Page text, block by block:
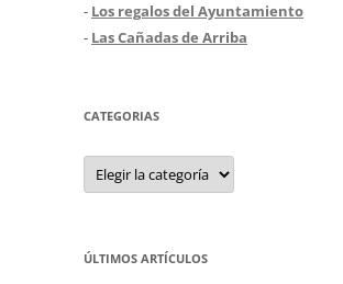
- Los regalos del Ayuntamiento
- Las Cañadas de Arriba
CATEGORIAS
Categorias
ÚLTIMOS ARTÍCULOS